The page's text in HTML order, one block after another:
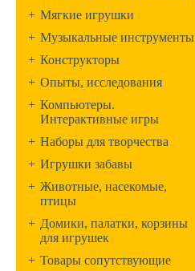
+ Мягкие игрушки
+ Музыкальные инструменты
+ Конструкторы
+ Опыты, исследования
+ Компьютеры.
Интерактивные игры
+ Наборы для творчества
+ Игрушки забавы
+ Животные, насекомые,
птицы
+ Домики, палатки, корзины
для игрушек
+ Товары сопутствующие